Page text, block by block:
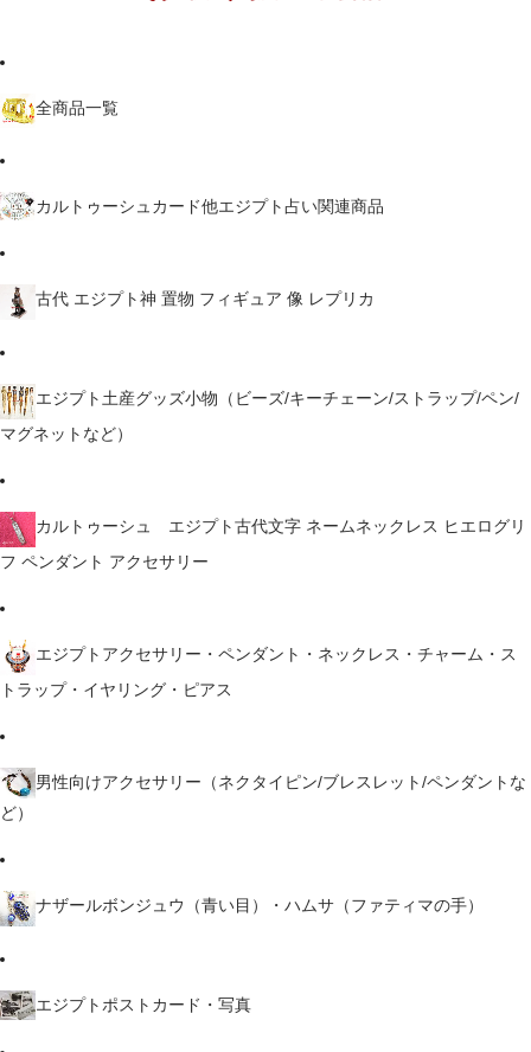
全商品一覧
カルトゥーシュカード他エジプト占い関連商品
古代 エジプト神 置物 フィギュア 像 レプリカ
エジプト土産グッズ小物（ビーズ/キーチェーン/ストラップ/ペン/
マグネットなど）
カルトゥーシュ エジプト古代文字 ネームネックレス ヒエログリ
フ ペンダント アクセサリー
エジプトアクセサリー・ペンダント・ネックレス・チャーム・ス
トラップ・イヤリング・ピアス
男性向けアクセサリー（ネクタイピン/ブレスレット/ペンダントな
ど）
ナザールボンジュウ（青い目）・ハムサ（ファティマの手）
エジプトポストカード・写真